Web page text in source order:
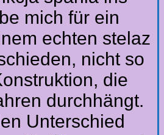
mich für ein
echten stelaz
nicht so
die
durchhängt.
Unterschied